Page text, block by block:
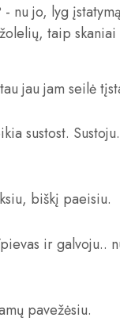
- nu jo, lyg
taip skaniai
jau jam seilė
sustost.
biškį paeisiu.
ir galvoju..
pavežėsiu.